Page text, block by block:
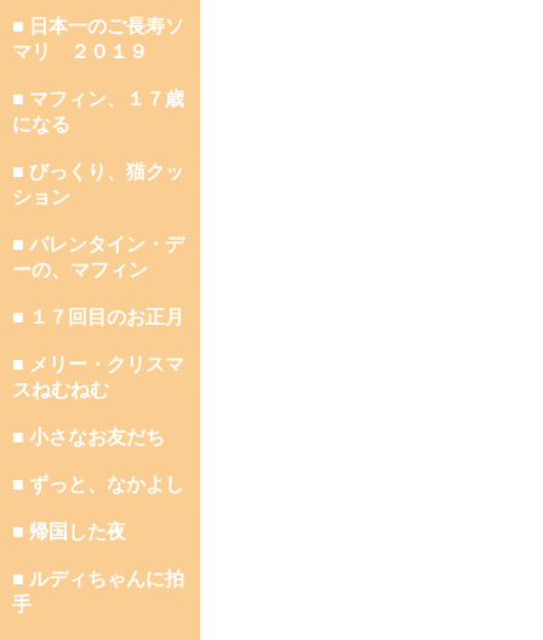
■ 日本一のご長寿ソ
マリ ２０１９
■ マフィン、１７歳
になる
■ びっくり、猫クッ
ション
■ バレンタイン・デ
ーの、マフィン
■ １７回目のお正月
■ メリー・クリスマ
スねむねむ
■ 小さなお友だち
■ ずっと、なかよし
■ 帰国した夜
■ ルディちゃんに拍
手